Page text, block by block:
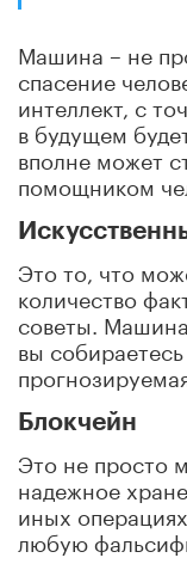
Машина – не
спасение
интеллект, с
в будущем
вполне может
помощником
Это то, что
количество
советы.
вы
Блокчейн
Это не просто
надежное
иных
любую